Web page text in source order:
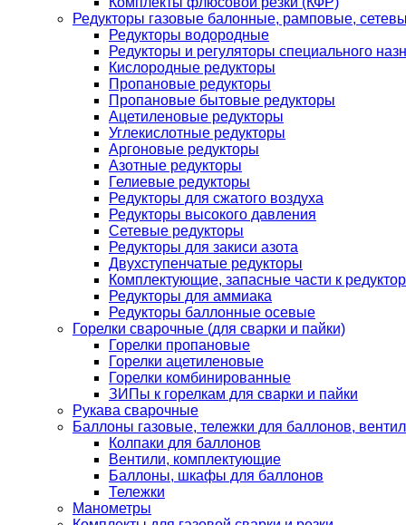
Редукторы газовые балонные, рамповые,
Редукторы водородные
Редукторы и регуляторы специального
Кислородные редукторы
Пропановые редукторы
Пропановые бытовые редукторы
Ацетиленовые редукторы
Углекислотные редукторы
Аргоновые редукторы
Азотные редукторы
Гелиевые редукторы
Редукторы для сжатого воздуха
Редукторы высокого давления
Сетевые редукторы
Редукторы для закиси азота
Двухступенчатые редукторы
Комплектующие, запасные части к
Редукторы для аммиака
Редукторы баллонные осевые
Горелки сварочные (для сварки и пайки)
Горелки пропановые
Горелки ацетиленовые
Горелки комбинированные
ЗИПы к горелкам для сварки и пайки
Рукава сварочные
Баллоны газовые, тележки для баллонов,
Колпаки для баллонов
Вентили, комплектующие
Баллоны, шкафы для баллонов
Тележки
Манометры